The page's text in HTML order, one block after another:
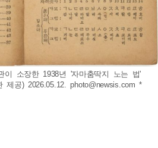
이 소장한 1938년 '자마춤딱지 노는 법'
제공) 2026.05.12.photo@newsis.com *